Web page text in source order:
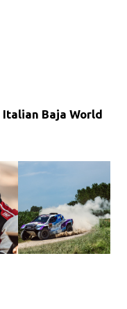
Baja World